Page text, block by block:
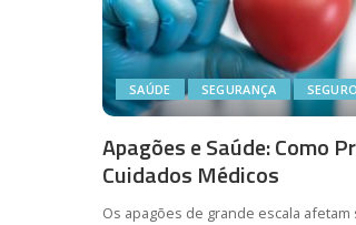
SAÚDE SEGURANÇA
Apagões e Saúde: Como
Cuidados Médicos
Os apagões de grande escala